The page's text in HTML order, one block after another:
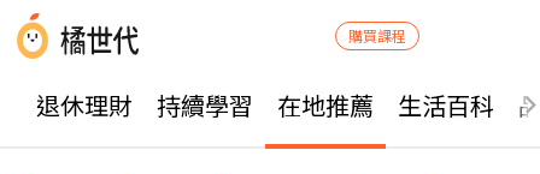
購買課程
退休理財 持續學習 在地推薦 生活百科